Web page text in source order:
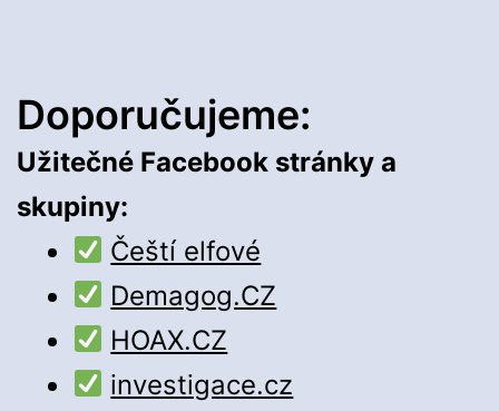
Doporučujeme:
Užitečné Facebook stránky a
skupiny:
Čeští elfové
Demagog.CZ
HOAX.CZ
investigace.cz